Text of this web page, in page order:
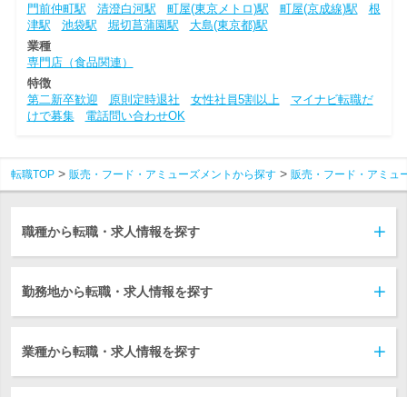
門前仲町駅
清澄白河駅 町屋(東京メトロ)駅 町屋(京成線)駅
根
津駅
池袋駅 堀切菖蒲園駅
大島(東京都)駅
業種
専門店（食品関連）
特徴
第二新卒歓迎
原則定時退社 女性社員5割以上
マイナビ転職だ
けで募集
電話問い合わせOK
転職TOP 販売・フード・アミューズメントから探す 販売・フード・アミュ
職種から転職・求人情報を探す
勤務地から転職・求人情報を探す
業種から転職・求人情報を探す